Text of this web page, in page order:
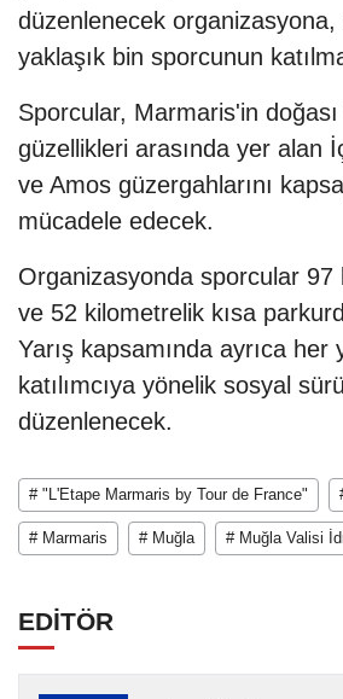
düzenlenecek organizasyona,
yaklaşık bin sporcunun
Sporcular, Marmaris'in
güzellikleri arasında yer alan
ve Amos güzergahlarını
mücadele edecek.
Organizasyonda sporcular 97
ve 52 kilometrelik kısa
Yarış kapsamında ayrıca her
katılımcıya yönelik sosyal
düzenlenecek.
# "L'Etape Marmaris by Tour de France"
# Marmaris # Muğla # Muğla Valisi
EDİTÖR